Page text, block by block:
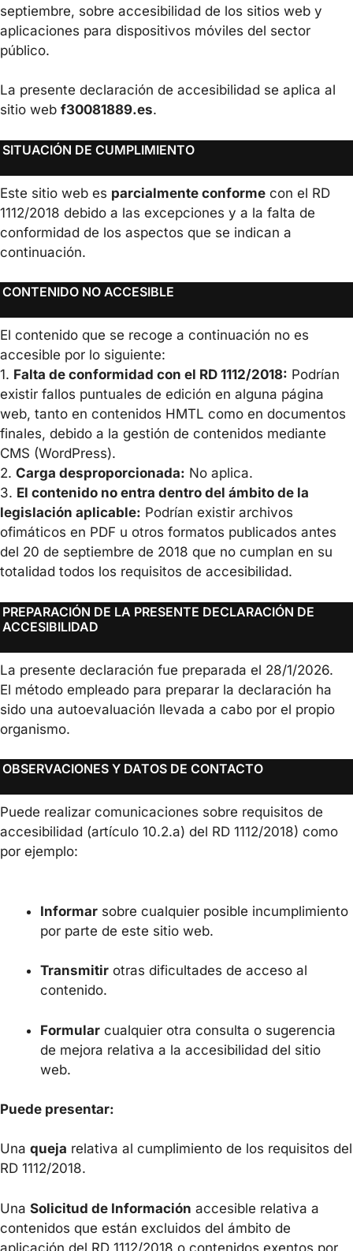
septiembre, sobre accesibilidad de los sitios web y
aplicaciones para dispositivos móviles del sector
público.
La presente declaración de accesibilidad se aplica al
sitio web f30081889.es.
SITUACIÓN DE CUMPLIMIENTO
Este sitio web es parcialmente conforme con el RD
1112/2018 debido a las excepciones y a la falta de
conformidad de los aspectos que se indican a
continuación.
CONTENIDO NO ACCESIBLE
El contenido que se recoge a continuación no es
accesible por lo siguiente:
1. Falta de conformidad con el RD 1112/2018: Podrían
existir fallos puntuales de edición en alguna página
web, tanto en contenidos HMTL como en documentos
finales, debido a la gestión de contenidos mediante
CMS (WordPress).
2. Carga desproporcionada: No aplica.
3. El contenido no entra dentro del ámbito de la
legislación aplicable: Podrían existir archivos
ofimáticos en PDF u otros formatos publicados antes
del 20 de septiembre de 2018 que no cumplan en su
totalidad todos los requisitos de accesibilidad.
PREPARACIÓN DE LA PRESENTE DECLARACIÓN DE
ACCESIBILIDAD
La presente declaración fue preparada el 28/1/2026.
El método empleado para preparar la declaración ha
sido una autoevaluación llevada a cabo por el propio
organismo.
OBSERVACIONES Y DATOS DE CONTACTO
Puede realizar comunicaciones sobre requisitos de
accesibilidad (artículo 10.2.a) del RD 1112/2018) como
por ejemplo:
Informar sobre cualquier posible incumplimiento
por parte de este sitio web.
Transmitir otras dificultades de acceso al
contenido.
Formular cualquier otra consulta o sugerencia
de mejora relativa a la accesibilidad del sitio
web.
Puede presentar:
Una queja relativa al cumplimiento de los requisitos del
RD 1112/2018.
Una Solicitud de Información accesible relativa a
contenidos que están excluidos del ámbito de
aplicación del RD 1112/2018 o contenidos exentos por